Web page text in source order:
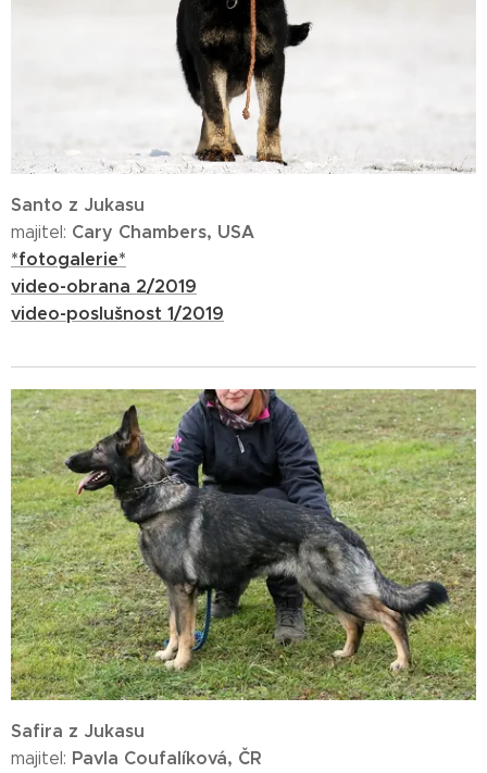
Santo z Jukasu
majitel: Cary Chambers, USA
*fotogalerie*
video-obrana 2/2019
video-poslušnost 1/2019
Safira z Jukasu
majitel: Pavla Coufalíková, ČR